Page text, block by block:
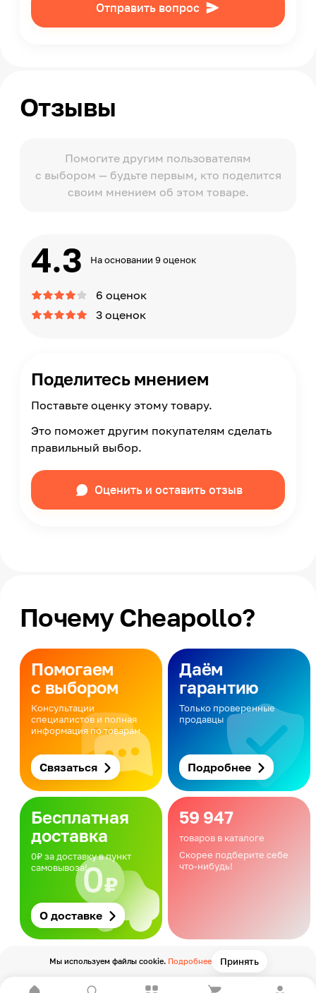
Отправить вопрос
Отзывы
Помогите другим пользователям
с выбором — будьте первым, кто поделится
своим мнением об этом товаре.
4.3 На основании 9 оценок
6 оценок
3 оценок
Поделитесь мнением
Поставьте оценку этому товару.
Это поможет другим покупателям сделать
правильный выбор.
Оценить и оставить отзыв
Почему Cheapollo?
Помогаем
с выбором
Консультации
специалистов и полная
информация по товарам
Связаться
Даём
гарантию
Только проверенные
продавцы
Подробнее
Бесплатная
доставка
0₽ за доставку в пункт
самовывоза!
О доставке
59 947
товаров в каталоге
Скорее подберите себе
что-нибудь!
Мы используем файлы cookie. Подробнее Принять